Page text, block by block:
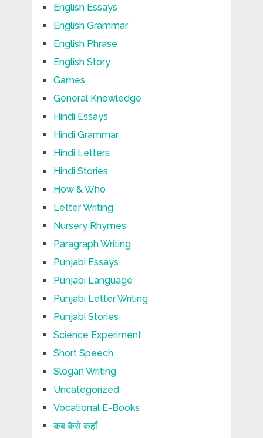
English Essays
English Grammar
English Phrase
English Story
Games
General Knowledge
Hindi Essays
Hindi Grammar
Hindi Letters
Hindi Stories
How & Who
Letter Writing
Nursery Rhymes
Paragraph Writing
Punjabi Essays
Punjabi Language
Punjabi Letter Writing
Punjabi Stories
Science Experiment
Short Speech
Slogan Writing
Uncategorized
Vocational E-Books
कब कैसे कहाँ